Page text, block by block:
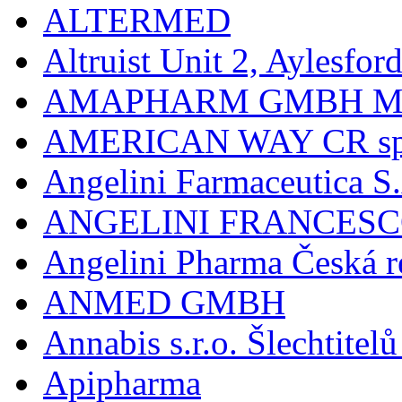
ALTERMED
Altruist Unit 2, Aylesford
AMAPHARM GMBH
AMERICAN WAY CR
Angelini Farmaceutica
ANGELINI
Angelini Pharma Česká
ANMED GMBH
Annabis s.r.o.
Apipharma